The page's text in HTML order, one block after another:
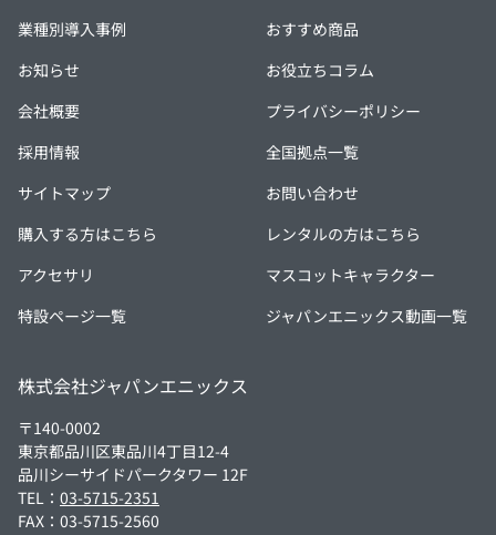
業種別導入事例
おすすめ商品
お知らせ
お役立ちコラム
会社概要
プライバシーポリシー
採用情報
全国拠点一覧
サイトマップ
お問い合わせ
購入する方はこちら
レンタルの方はこちら
アクセサリ
マスコットキャラクター
特設ページ一覧
ジャパンエニックス動画一覧
株式会社ジャパンエニックス
〒140-0002
東京都品川区東品川4丁目12-4
品川シーサイドパークタワー 12F
TEL： 03-5715-2351
FAX：03-5715-2560